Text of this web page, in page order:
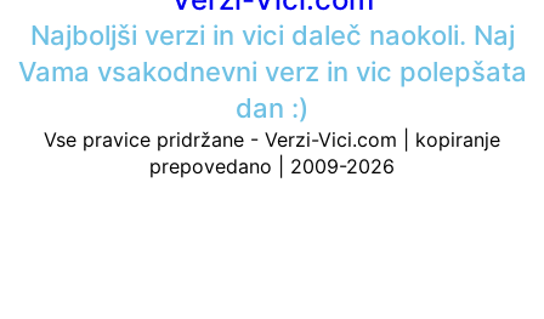
Najboljši verzi in vici daleč naokoli. Naj
Vama vsakodnevni verz in vic polepšata
dan :)
Vse pravice pridržane - Verzi-Vici.com | kopiranje
prepovedano | 2009-2026